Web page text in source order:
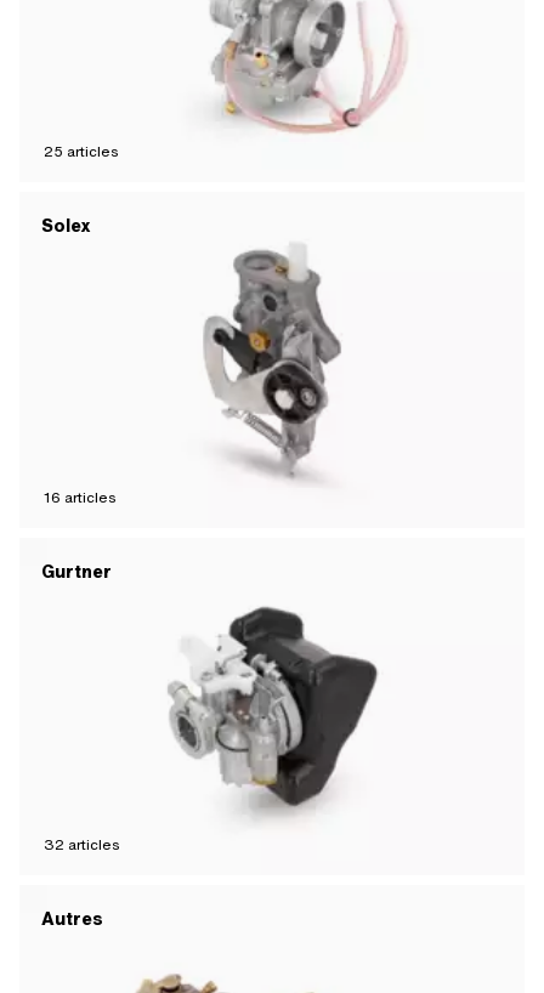
25 articles
Solex
16 articles
Gurtner
32 articles
Autres